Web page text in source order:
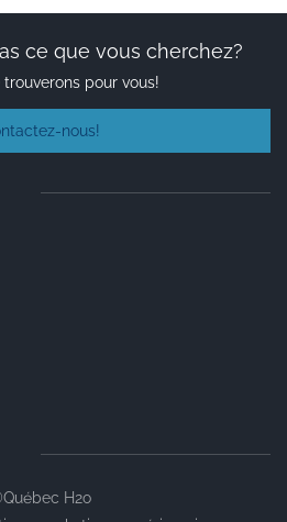
ce que vous cherchez?
pour vous!
nous!
H2o